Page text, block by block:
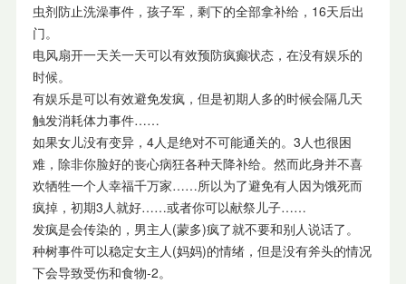
虫剂防止洗澡事件，孩子军，剩下的全部拿补给，16天后出
门。
电风扇开一天关一天可以有效预防疯癫状态，在没有娱乐的
时候。
有娱乐是可以有效避免发疯，但是初期人多的时候会隔几天
触发消耗体力事件……
如果女儿没有变异，4人是绝对不可能通关的。3人也很困
难，除非你脸好的丧心病狂各种天降补给。然而此身并不喜
欢牺牲一个人幸福千万家……所以为了避免有人因为饿死而
疯掉，初期3人就好……或者你可以献祭儿子……
发疯是会传染的，男主人(蒙多)疯了就不要和别人说话了。
种树事件可以稳定女主人(妈妈)的情绪，但是没有斧头的情况
下会导致受伤和食物-2。